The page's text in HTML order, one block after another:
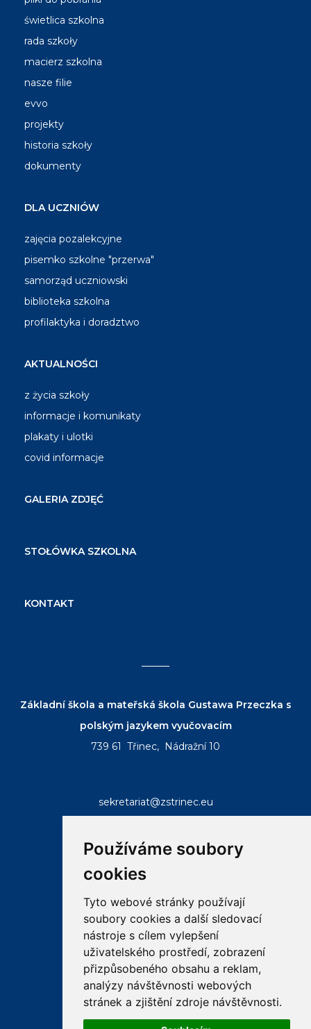
Používáme soubory
cookies
Tyto webové stránky používají
soubory cookies a další sledovací
nástroje s cílem vylepšení
uživatelského prostředí, zobrazení
přizpůsobeného obsahu a reklam,
analýzy návštěvnosti webových
stránek a zjištění zdroje návštěvnosti.
świetlica szkolna
rada szkoły
macierz szkolna
nasze filie
evvo
projekty
historia szkoły
dokumenty
DLA UCZNIÓW
zajęcia pozalekcyjne
pisemko szkolne "przerwa"
samorząd uczniowski
biblioteka szkolna
profilaktyka i doradztwo
AKTUALNOŚCI
z życia szkoły
informacje i komunikaty
plakaty i ulotki
covid informacje
GALERIA ZDJĘĆ
STOŁÓWKA SZKOLNA
KONTAKT
Základní škola a mateřská škola Gustawa Przeczka s
polským jazykem vyučovacím
739 61 Třinec, Nádražní 10
sekretariat@zstrinec.eu
tel.:+420 773 746 958
RYCHLÉ ODKAZY
email bakalar ke
stazeni